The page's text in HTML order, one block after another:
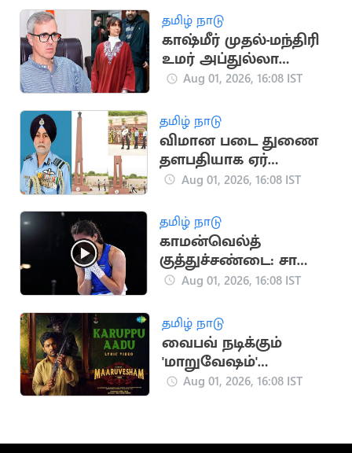
தமிழ் நாடு
காஷ்மீர் முதல்-மந்திரி
உமர் அப்துல்லா
தம்பதிக்கு விவாகரத்து:
Aug 01, 2026, 16:08 IST
தமிழ் நாடு
விமான படை துணை
தளபதியாக ஏர்
மார்ஷல் தேஜ்பால் சிங்
Aug 01, 2026, 16:08 IST
தமிழ் நாடு
காமன்வெல்த்
குத்துச்சண்டை: சாக்ஷி
சவுத்ரி தங்கம் வென்று
Aug 01, 2026, 16:08 IST
தமிழ் நாடு
வைபவ் நடிக்கும்
'மாறுவேஷம்'
திரைப்படத்தின் 'கருப்பு
Aug 01, 2026, 16:08 IST